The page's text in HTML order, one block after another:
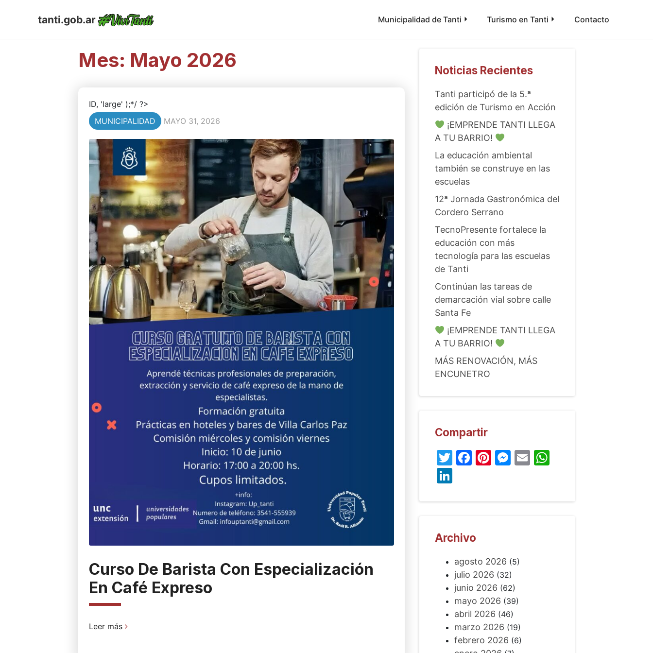
tanti.gob.ar Municipalidad de Tanti Turismo en Tanti Contacto
Mes: Mayo 2026
ID, 'large' );*/ ?>
MUNICIPALIDAD
MAYO 31, 2026
Curso De Barista Con Especialización
En Café Expreso
Leer más
Noticias Recientes
Tanti participó de la 5.ª
edición de Turismo en Acción
¡EMPRENDE TANTI LLEGA
A TU BARRIO!
La educación ambiental
también se construye en las
escuelas
12ª Jornada Gastronómica del
Cordero Serrano
TecnoPresente fortalece la
educación con más
tecnología para las escuelas
de Tanti
Continúan las tareas de
demarcación vial sobre calle
Santa Fe
¡EMPRENDE TANTI LLEGA
A TU BARRIO!
MÁS RENOVACIÓN, MÁS
ENCUNETRO
Compartir
Twitter
Facebook
Pinterest
Messenger
EmailWhatsApp
LinkedIn
Archivo
agosto 2026 (5)
julio 2026 (32)
junio 2026 (62)
mayo 2026 (39)
abril 2026 (46)
marzo 2026 (19)
febrero 2026 (6)